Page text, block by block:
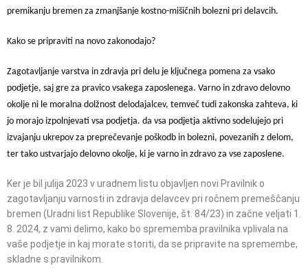
premikanju bremen za zmanjšanje kostno-mišičnih bolezni pri delavcih.
Kako se pripraviti na novo zakonodajo?
Zagotavljanje varstva in zdravja pri delu je ključnega pomena za vsako
podjetje, saj gre za pravico vsakega zaposlenega. Varno in zdravo delovno
okolje ni le moralna dolžnost delodajalcev, temveč tudi zakonska zahteva, ki
jo morajo izpolnjevati vsa podjetja. da vsa podjetja aktivno sodelujejo pri
izvajanju ukrepov za preprečevanje poškodb in bolezni, povezanih z delom,
ter tako ustvarjajo delovno okolje, ki je varno in zdravo za vse zaposlene.
Ker je bil julija 2023 v uradnem listu objavljen novi Pravilnik o
zagotavljanju varnosti in zdravja delavcev pri ročnem premeščanju
bremen (Uradni list Republike Slovenije, št. 84/23) in začne veljati 1.
8. 2024, z vami delimo, kako bo sprememba pravilnika vplivala na
vaše podjetje in kaj morate storiti, da se pripravite na spremembe,
skladne s pravilnikom.